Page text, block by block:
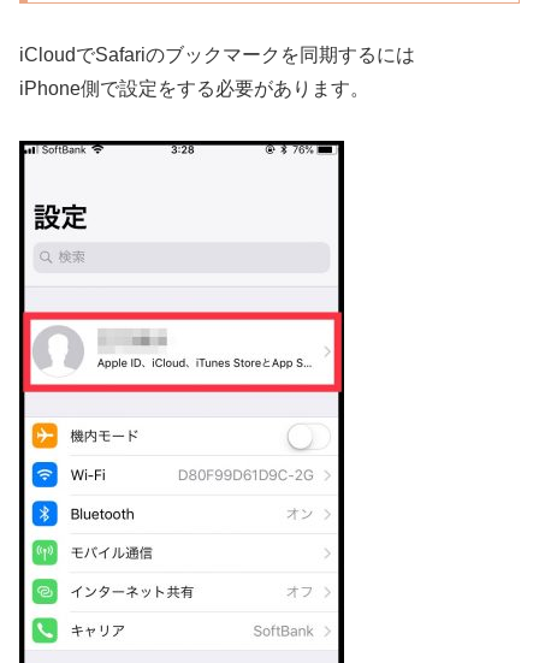
iCloudでSafariのブックマークを同期するには
iPhone側で設定をする必要があります。